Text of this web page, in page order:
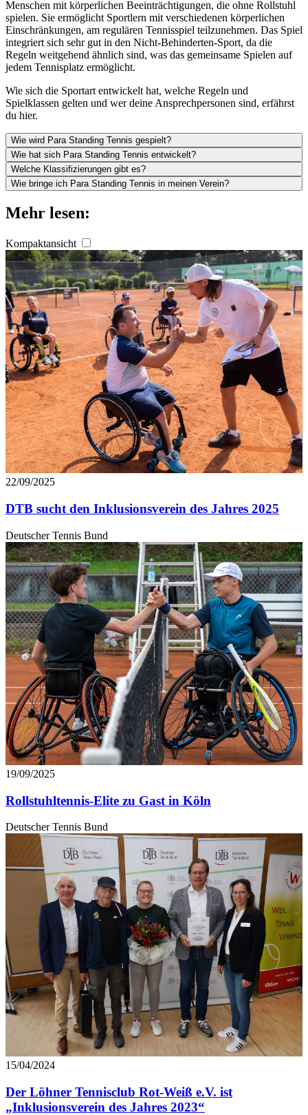
Menschen mit körperlichen Beeinträchtigungen, die ohne Rollstuhl
spielen. Sie ermöglicht Sportlern mit verschiedenen körperlichen
Einschränkungen, am regulären Tennisspiel teilzunehmen. Das Spiel
integriert sich sehr gut in den Nicht-Behinderten-Sport, da die
Regeln weitgehend ähnlich sind, was das gemeinsame Spielen auf
jedem Tennisplatz ermöglicht.
Wie sich die Sportart entwickelt hat, welche Regeln und
Spielklassen gelten und wer deine Ansprechpersonen sind, erfährst
du hier.
Wie wird Para Standing Tennis gespielt?
Wie hat sich Para Standing Tennis entwickelt?
Welche Klassifizierungen gibt es?
Wie bringe ich Para Standing Tennis in meinen Verein?
Mehr lesen:
Kompaktansicht
22/09/2025
DTB sucht den Inklusionsverein des Jahres 2025
Deutscher Tennis Bund
19/09/2025
Rollstuhltennis-Elite zu Gast in Köln
Deutscher Tennis Bund
15/04/2024
Der Löhner Tennisclub Rot-Weiß e.V. ist
„Inklusionsverein des Jahres 2023“